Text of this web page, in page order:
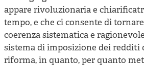
appare rivoluzionaria e
tempo, e che ci consente di
coerenza sistematica e
sistema di imposizione dei redditi
riforma, in quanto, per quanto